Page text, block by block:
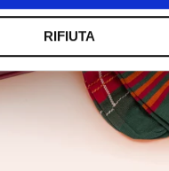
RIFIUTA